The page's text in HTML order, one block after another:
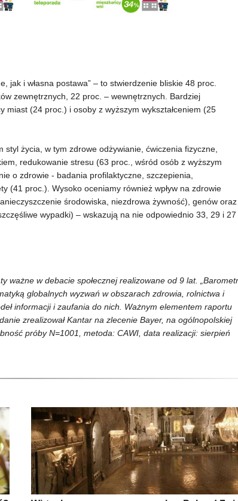
jak i własna postawa” – to stwierdzenie bliskie 48 proc.
zewnętrznych, 22 proc. – wewnętrznych. Bardziej
(24 proc.) i osoby z wyższym wykształceniem (25
życia, w tym zdrowe odżywianie, ćwiczenia fizyczne,
redukowanie stresu (63 proc., wśród osób z wyższym
o zdrowie - badania profilaktyczne, szczepienia,
(41 proc.). Wysoko oceniamy również wpływ na zdrowie
środowiska, niezdrowa żywność), genów oraz
wypadki) – wskazują na nie odpowiednio 33, 29 i 27
ważne w debacie społecznej realizowane od 9 lat. „Barometr
globalnych wyzwań w obszarach zdrowia, rolnictwa i
informacji i zaufania do nich. Ważnym elementem raportu
zrealizował Kantar na zlecenie Bayer, na ogólnopolskiej
próby N=1001, metoda: CAWI, data realizacji: sierpień